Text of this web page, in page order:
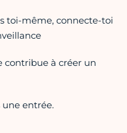
toi-même, connecte-toi
contribue à créer un
entrée.